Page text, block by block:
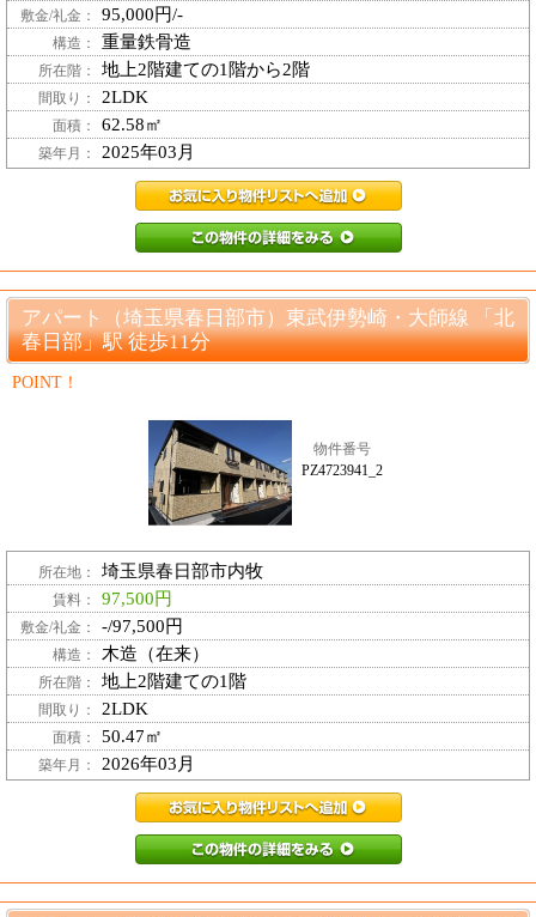
敷金/礼金： 95,000円/-
構造： 重量鉄骨造
所在階： 地上2階建ての1階から2階
間取り： 2LDK
面積： 62.58㎡
築年月： 2025年03月
PZ4501740_4お
PZ4501740_4こ
アパート（埼玉県春日部市）東武伊勢崎・大師線 「北
春日部」駅 徒歩11分
POINT！
物件番号
PZ4723941_2
所在地： 埼玉県春日部市内牧
賃料： 97,500円
敷金/礼金： -/97,500円
構造： 木造（在来）
所在階： 地上2階建ての1階
間取り： 2LDK
面積： 50.47㎡
築年月： 2026年03月
PZ4723941_2お
PZ4723941_2こ